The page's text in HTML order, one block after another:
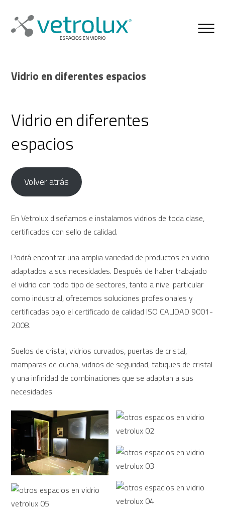
Vidrio en diferentes espacios
Vidrio en diferentes
espacios
Volver atrás
En Vetrolux diseñamos e instalamos vidrios de toda clase,
certificados con sello de calidad.
Podrá encontrar una amplia variedad de productos en vidrio
adaptados a sus necesidades. Después de haber trabajado
el vidrio con todo tipo de sectores, tanto a nivel particular
como industrial, ofrecemos soluciones profesionales y
certificadas bajo el certificado de calidad ISO CALIDAD 9001-
2008.
Suelos de cristal, vidrios curvados, puertas de cristal,
mamparas de ducha, vidrios de seguridad, tabiques de cristal
y una infinidad de combinaciones que se adaptan a sus
necesidades.